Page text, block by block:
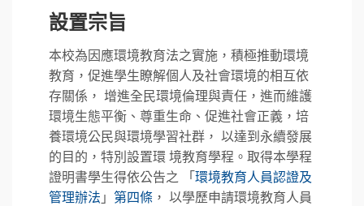
設置宗旨
本校為因應環境教育法之實施，積極推動環境
教育，促進學生瞭解個人及社會環境的相互依
存關係， 增進全民環境倫理與責任，進而維護
環境生態平衡、尊重生命、促進社會正義，培
養環境公民與環境學習社群， 以達到永續發展
的目的，特別設置環 境教育學程。取得本學程
證明書學生得依公告之 「 環境教育人員認證及
管理辦法 」 第四條 ， 以學歷申請環境教育人員